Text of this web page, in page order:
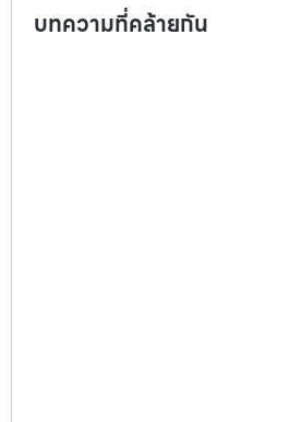
บทความที่คล้ายกัน